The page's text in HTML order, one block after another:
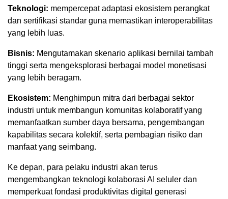
Teknologi: mempercepat adaptasi ekosistem perangkat
dan sertifikasi standar guna memastikan interoperabilitas
yang lebih luas.
Bisnis: Mengutamakan skenario aplikasi bernilai tambah
tinggi serta mengeksplorasi berbagai model monetisasi
yang lebih beragam.
Ekosistem: Menghimpun mitra dari berbagai sektor
industri untuk membangun komunitas kolaboratif yang
memanfaatkan sumber daya bersama, pengembangan
kapabilitas secara kolektif, serta pembagian risiko dan
manfaat yang seimbang.
Ke depan, para pelaku industri akan terus
mengembangkan teknologi kolaborasi AI seluler dan
memperkuat fondasi produktivitas digital generasi